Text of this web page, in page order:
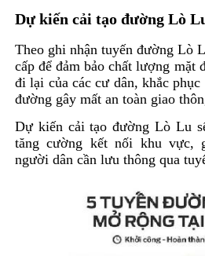
Dự kiến cải tạo đường Lò
Theo ghi nhận tuyến đường Lò
cấp để đảm bảo chất lượng mặt
đi lại của các cư dân, khắc
đường gây mất an toàn giao
Dự kiến cải tạo đường Lò Lu
tăng cường kết nối khu vực,
người dân cần lưu thông qua